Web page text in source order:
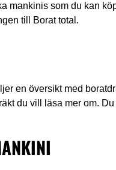
mankinis som du kan
till Borat total.
en översikt med
du vill läsa mer om. Du